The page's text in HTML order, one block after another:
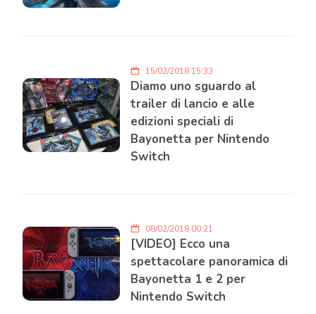
15/02/2018 15:33
Diamo uno sguardo al
trailer di lancio e alle
edizioni speciali di
Bayonetta per Nintendo
Switch
08/02/2018 00:21
[VIDEO] Ecco una
spettacolare panoramica di
Bayonetta 1 e 2 per
Nintendo Switch